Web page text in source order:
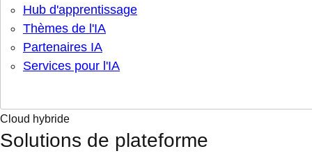
Hub d'apprentissage
Thèmes de l'IA
Partenaires IA
Services pour l'IA
Cloud hybride
Solutions de plateforme